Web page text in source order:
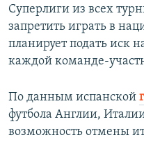
Суперлиги из всех
запретить играть в
планирует подать иск
каждой команде-
По данным испанской
футбола Англии,
возможность отмены